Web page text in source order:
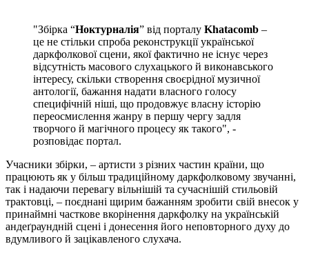
"Збірка “Ноктурналія” від порталу Khatacomb –
це не стільки спроба реконструкції української
даркфолкової сцени, якої фактично не існує через
відсутність масового слухацького й виконавського
інтересу, скільки створення своєрідної музичної
антології, бажання надати власного голосу
специфічній ніші, що продовжує власну історію
переосмислення жанру в першу чергу задля
творчого й магічного процесу як такого", -
розповідає портал.
Учасники збірки, – артисти з різних частин країни, що
працюють як у більш традиційному даркфолковому звучанні,
так і надаючи перевагу вільнішій та сучаснішій стильовій
трактовці, – поєднані щирим бажанням зробити свій внесок у
принаймні часткове вкорінення даркфолку на українській
андеґраундній сцені і донесення його неповторного духу до
вдумливого й зацікавленого слухача.